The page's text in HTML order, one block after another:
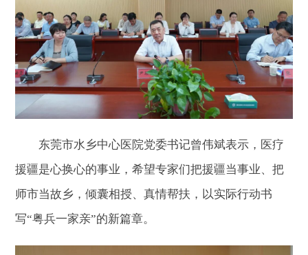
东莞市水乡中心医院党委书记曾伟斌表示，医疗
援疆是心换心的事业，希望专家们把援疆当事业、把
师市当故乡，倾囊相授、真情帮扶，以实际行动书
写“粤兵一家亲”的新篇章。